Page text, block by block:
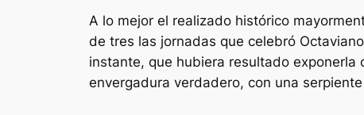
A lo mejor el realizado histórico
de tres las jornadas que celebró
instante, que hubiera resultado
envergadura verdadero, con una